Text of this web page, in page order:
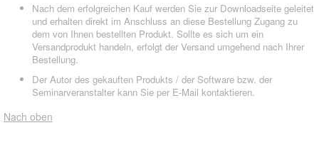
Nach dem erfolgreichen Kauf werden Sie zur Downloadseite geleitet
und erhalten direkt im Anschluss an diese Bestellung Zugang zu
dem von Ihnen bestellten Produkt. Sollte es sich um ein
Versandprodukt handeln, erfolgt der Versand umgehend nach Ihrer
Bestellung.
Der Autor des gekauften Produkts / der Software bzw. der
Seminarveranstalter kann Sie per E-Mail kontaktieren.
Nach oben